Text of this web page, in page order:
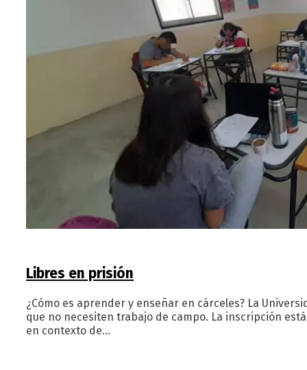
Libres en prisión
¿Cómo es aprender y enseñar en cárceles? La
que no necesiten trabajo de campo. La inscripción
en contexto de…